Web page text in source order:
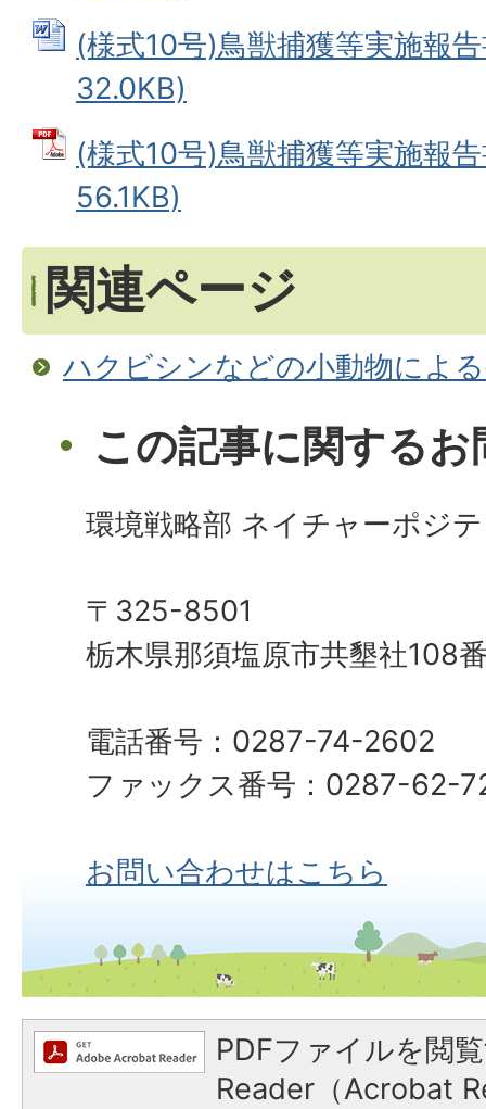
(様式10号)鳥獣捕獲等実施報
32.0KB)
(様式10号)鳥獣捕獲等実施報
56.1KB)
関連ページ
ハクビシンなどの小動物によ
この記事に関する
環境戦略部 ネイチャーポジ
〒325-8501
栃木県那須塩原市共墾社108
電話番号：0287-74-2602
ファックス番号：0287-62-
お問い合わせはこちら
PDFファイルを閲
Reader（Acrobat